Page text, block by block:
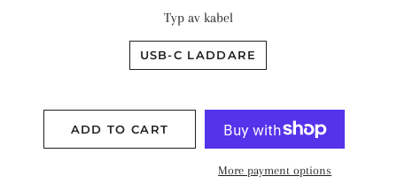
Typ av kabel
USB-C LADDARE
ADD TO CART
More payment options